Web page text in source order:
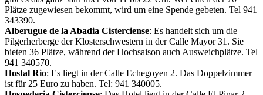
Plätze zugewiesen bekommt, wird um eine Spende gebeten. Tel 941
343390.
Alberugue de la Abadia Cisterciense: Es handelt sich um die
Pilgerherberge der Klosterschwestern in der Calle Mayor 31. Sie
bieten 36 Plätze, während der Hochsaison auch Ausweichplätze. Tel
941 340570.
Hostal Rio: Es liegt in der Calle Echegoyen 2. Das Doppelzimmer
ist für 25 Euro zu haben. Tel: 941 340005.